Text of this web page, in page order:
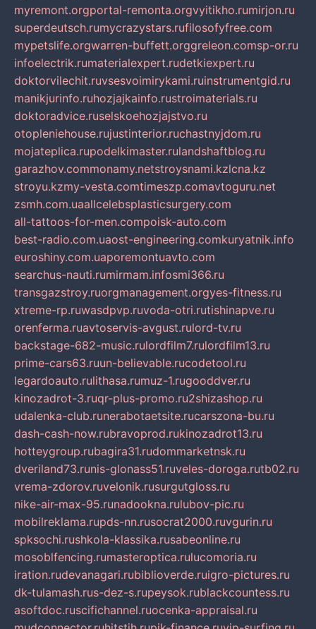
myremont.orgportal-remonta.orgvyitikho.rumirjon.ru
superdeutsch.rumycrazystars.rufilosofyfree.com
mypetslife.orgwarren-buffett.orggreleon.comsp-or.ru
infoelectrik.rumaterialexpert.rudetkiexpert.ru
doktorvilechit.ruvsesvoimirykami.ruinstrumentgid.ru
manikjurinfo.ruhozjajkainfo.rustroimaterials.ru
doktoradvice.ruselskoehozjajstvo.ru
otopleniehouse.rujustinterior.ruchastnyjdom.ru
mojateplica.rupodelkimaster.rulandshaftblog.ru
garazhov.commonamy.netstroysnami.kzlcna.kz
stroyu.kzmy-vesta.comtimeszp.comavtoguru.net
zsmh.com.uaallcelebsplasticsurgery.com
all-tattoos-for-men.compoisk-auto.com
best-radio.com.uaost-engineering.comkuryatnik.info
euroshiny.com.uaporemontuavto.com
searchus-nauti.rumirmam.infosmi366.ru
transgazstroy.ruorgmanagement.orgyes-fitness.ru
xtreme-rp.ruwasdpvp.ruvoda-otri.rutishinapve.ru
orenferma.ruavtoservis-avgust.rulord-tv.ru
backstage-682-music.rulordfilm7.rulordfilm13.ru
prime-cars63.ruun-believable.rucodetool.ru
legardoauto.rulithasa.rumuz-1.rugooddver.ru
kinozadrot-3.ruqr-plus-promo.ru2shizashop.ru
udalenka-club.runerabotaetsite.rucarszona-bu.ru
dash-cash-now.rubravoprod.rukinozadrot13.ru
hotteygroup.rubagira31.rudommarketnsk.ru
dveriland73.runis-glonass51.ruveles-doroga.rutb02.ru
vrema-zdorov.ruvelonik.rusurgutgloss.ru
nike-air-max-95.runadookna.rulubov-pic.ru
mobilreklama.rupds-nn.rusocrat2000.ruvgurin.ru
spksochi.rushkola-klassika.rusabeonline.ru
mosoblfencing.rumasteroptica.rulucomoria.ru
iration.rudevanagari.rubiblioverde.ruigro-pictures.ru
dk-tulamash.rus-dez-s.rupeysok.rublackcountess.ru
asoftdoc.ruscifichannel.ruocenka-appraisal.ru